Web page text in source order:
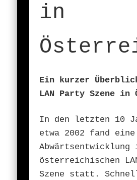
in
Ein kurzer
LAN Party Szene in
In den letzten 10
etwa 2002 fand
Abwärtsentwicklung
österreichischen
Szene statt.